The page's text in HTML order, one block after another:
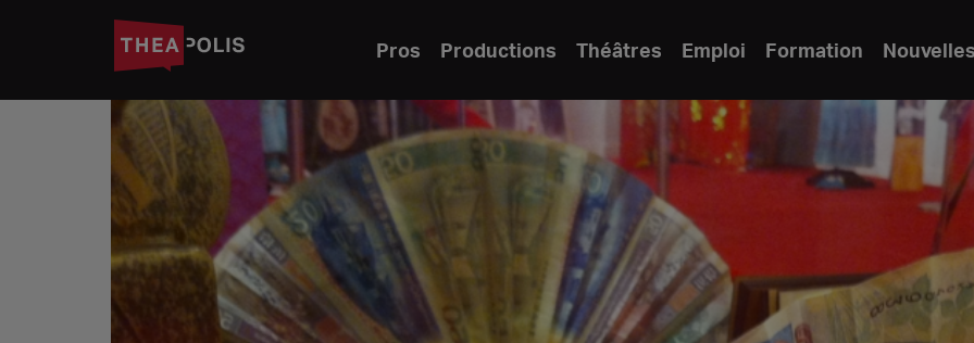
Pros Productions Théâtres Emploi Formation Nouvelles